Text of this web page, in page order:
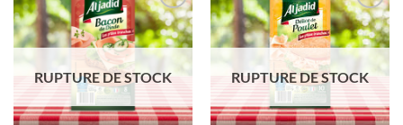
Ajouter
à la liste
de
souhaits
RUPTURE DE STOCK
Ajouter
à la liste
de
souhaits
RUPTURE DE STOCK